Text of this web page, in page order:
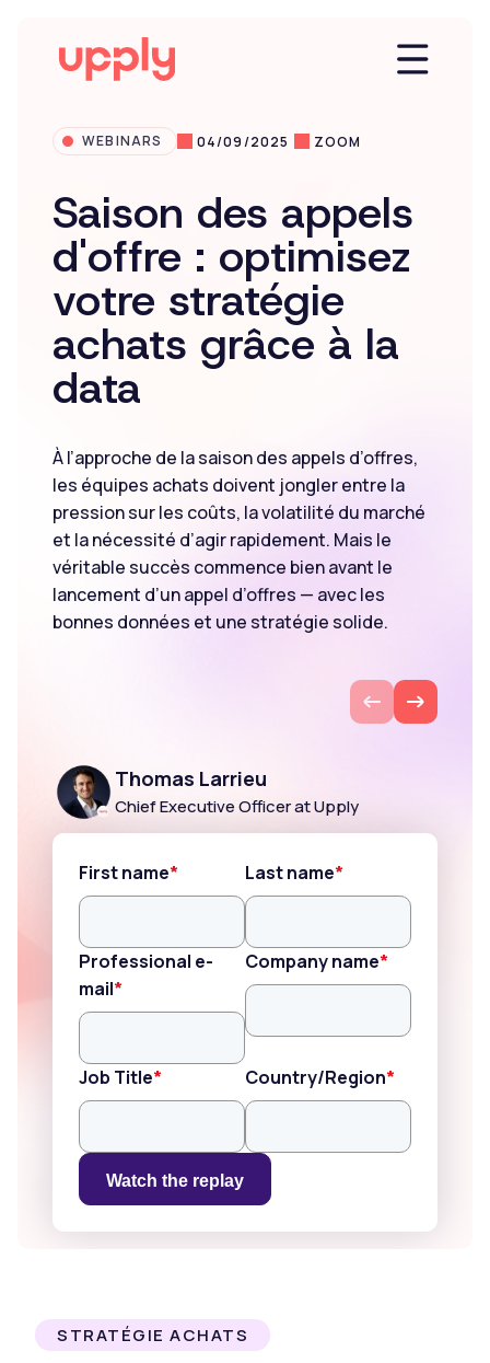
Solutions
Market Insights
Ressources
Entreprise
FR
WEBINARS 04/09/2025 ZOOM
Saison des appels
d'offre : optimisez
votre stratégie
achats grâce à la
data
À l’approche de la saison des appels d’offres,
les équipes achats doivent jongler entre la
pression sur les coûts, la volatilité du marché
et la nécessité d’agir rapidement. Mais le
véritable succès commence bien avant le
lancement d’un appel d’offres — avec les
bonnes données et une stratégie solide.
Thomas Larrieu
Chief Executive Officer at Upply
First name* Last name*
Professional e-
mail*
Company name*
Job Title* Country/Region*
Watch the replay
STRATÉGIE ACHATS